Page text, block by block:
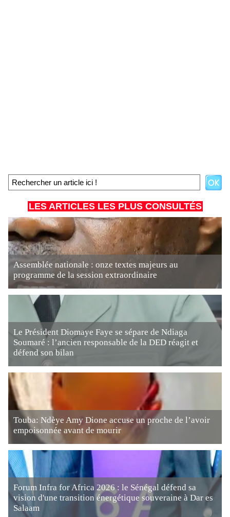
LES ARTICLES LES PLUS CONSULTÉS
Assemblée nationale : onze textes majeurs au
programme de la session extraordinaire
Le Président Diomaye Faye se sépare de Ndiaga
Soumaré : l’ancien responsable de la DED réagit et
défend son bilan
Touba: Ndèye Amy Dione accuse un proche de l’avoir
empoisonnée avant de mourir
Forum Infra for Africa 2026 : le Sénégal défend sa
vision d'une transition énergétique souveraine à Dar es
Salaam